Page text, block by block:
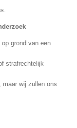
grond van een
strafrechtelijk
maar wij zullen ons